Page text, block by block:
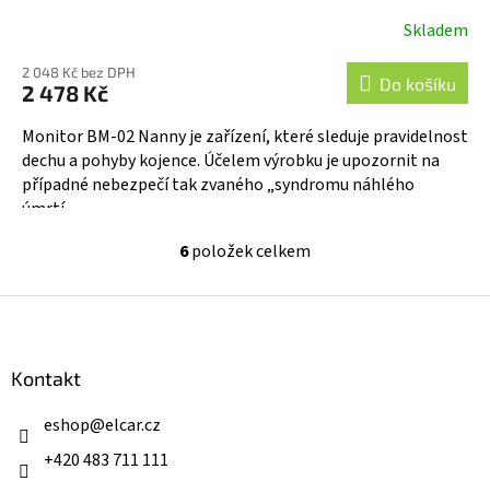
R
M
A
produktu
je
3,5
z
5
hvězdiček.
Skladem
2 048 Kč bez DPH
2 478 Kč Do košíku
Monitor BM-02 Nanny je zařízení, které sleduje pravidelnost
dechu a pohyby kojence. Účelem výrobku je upozornit na
případné nebezpečí tak zvaného „syndromu náhlého
úmrtí...
O
l
6položek celkem
Kontakt
eshop@elcar.cz
+420 483 711 111